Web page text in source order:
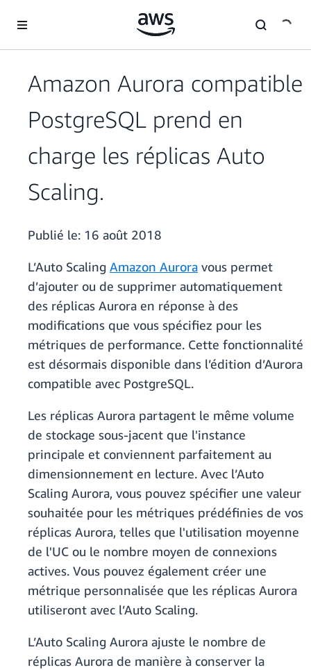
Amazon Aurora compatible
PostgreSQL prend en
charge les réplicas Auto
Scaling.
Publié le: 16 août 2018
L’Auto Scaling Amazon Aurora vous permet
d’ajouter ou de supprimer automatiquement
des réplicas Aurora en réponse à des
modifications que vous spécifiez pour les
métriques de performance. Cette fonctionnalité
est désormais disponible dans l’édition d’Aurora
compatible avec PostgreSQL.
Les réplicas Aurora partagent le même volume
de stockage sous-jacent que l'instance
principale et conviennent parfaitement au
dimensionnement en lecture. Avec l’Auto
Scaling Aurora, vous pouvez spécifier une valeur
souhaitée pour les métriques prédéfinies de vos
réplicas Aurora, telles que l'utilisation moyenne
de l'UC ou le nombre moyen de connexions
actives. Vous pouvez également créer une
métrique personnalisée que les réplicas Aurora
utiliseront avec l’Auto Scaling.
L’Auto Scaling Aurora ajuste le nombre de
réplicas Aurora de manière à conserver la